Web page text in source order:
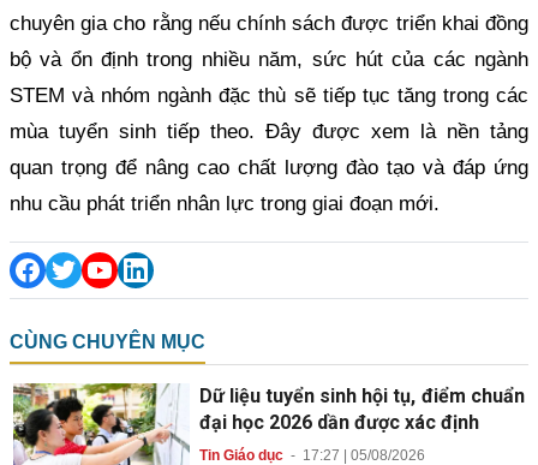
chuyên gia cho rằng nếu chính sách được triển khai đồng
bộ và ổn định trong nhiều năm, sức hút của các ngành
STEM và nhóm ngành đặc thù sẽ tiếp tục tăng trong các
mùa tuyển sinh tiếp theo. Đây được xem là nền tảng
quan trọng để nâng cao chất lượng đào tạo và đáp ứng
nhu cầu phát triển nhân lực trong giai đoạn mới.
CÙNG CHUYÊN MỤC
Dữ liệu tuyển sinh hội tụ, điểm chuẩn
đại học 2026 dần được xác định
Tin Giáo dục- 17:27 | 05/08/2026